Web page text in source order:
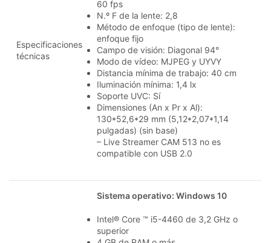
Especificaciones
técnicas
60 fps
N.º F de la lente: 2,8
Método de enfoque (tipo de lente):
enfoque fijo
Campo de visión: Diagonal 94°
Modo de vídeo: MJPEG y UYVY
Distancia mínima de trabajo: 40 cm
Iluminación mínima: 1,4 lx
Soporte UVC: Sí
Dimensiones (An x Pr x Al):
130*52,6*29 mm (5,12*2,07*1,14
pulgadas) (sin base)
– Live Streamer CAM 513 no es
compatible con USB 2.0
Sistema operativo: Windows 10
Intel® Core ™ i5-4460 de 3,2 GHz o
superior